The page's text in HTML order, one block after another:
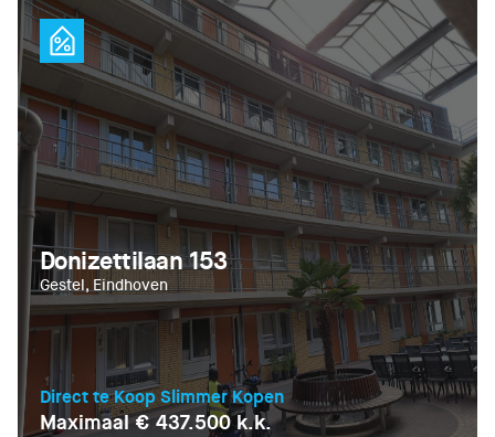
Donizettilaan 153
Gestel, Eindhoven
Direct te Koop Slimmer Kopen
Maximaal € 437.500 k.k.